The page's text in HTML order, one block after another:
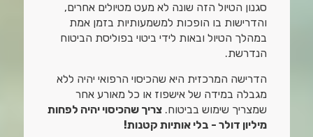
סגנון הטיול הזה שונה לא מעט מטיולים אחרים,
והדרישות בו הופכות למשמעותיות בזמן אמת
במהלך הטיול ובאות לידי ביטוי בפוליסת הביטוח
הנדרשת.
הדרישה המרכזית היא שהכיסוי הרפואי יהיה ללא
מגבלה במידה של אישפוז או כל מאורע אחר
שמצריך שימוש בביטוח.צריך שהכיסוי יהיה לפחות
מיליון דולר - בלי אותיות קטנות!